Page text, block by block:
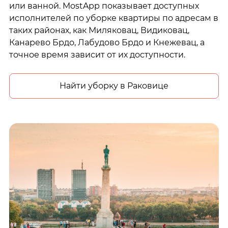
или ванной. MostApp показывает доступных
исполнителей по уборке квартиры по адресам в
таких районах, как Миляковац, Видиковац,
Канарево Брдо, Лабудово Брдо и Кнежевац, а
точное время зависит от их доступности.
Найти уборку в Раковице